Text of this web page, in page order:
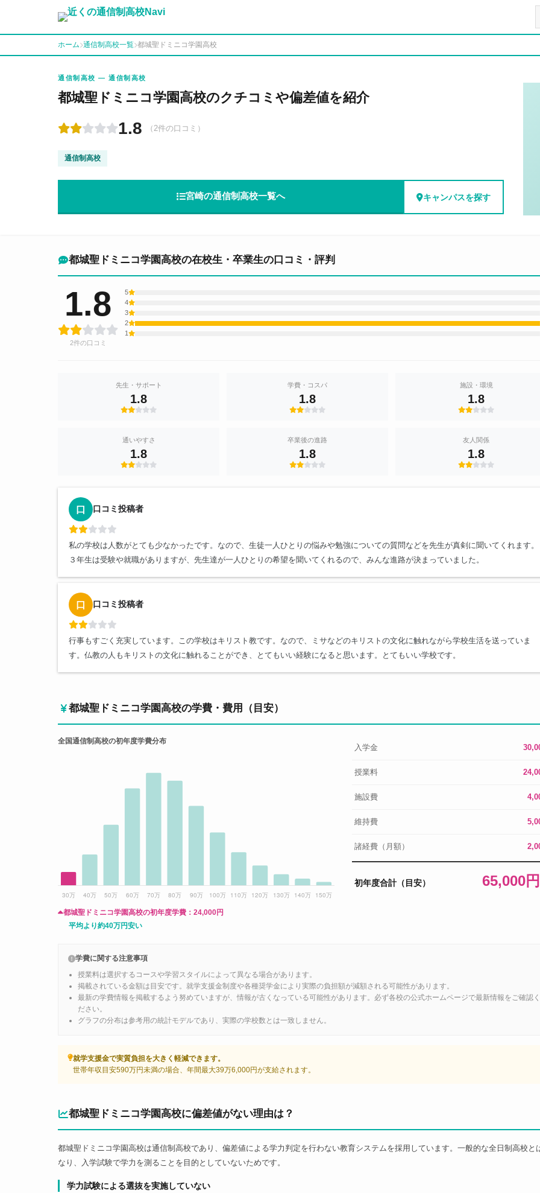
ホーム 通信制高校一覧 都城聖ドミニコ学園高校
通信制高校 — 通信制高校
都城聖ドミニコ学園高校のクチコミや偏差値を紹介
1.8 （2件の口コミ）
通信制高校
宮崎の通信制高校一覧へ キャンパスを探す
都城聖ドミニコ学園高校の在校生・卒業生の口コミ・評判
1.8
2件の口コミ
5
4
3
2
1
先生・サポート
1.8
学費・コスパ
1.8
施設・環境
1.8
通いやすさ
1.8
卒業後の進路
1.8
友人関係
1.8
口 口コミ投稿者
私の学校は人数がとても少なかったです。なので、生徒一人ひとりの悩みや勉強についての質問などを先生が真剣に聞いてくれます。
３年生は受験や就職がありますが、先生達が一人ひとりの希望を聞いてくれるので、みんな進路が決まっていました。
口 口コミ投稿者
行事もすごく充実しています。この学校はキリスト教です。なので、ミサなどのキリストの文化に触れながら学校生活を送っていま
す。仏教の人もキリストの文化に触れることができ、とてもいい経験になると思います。とてもいい学校です。
都城聖ドミニコ学園高校の学費・費用（目安）
全国通信制高校の初年度学費分布
都城聖ドミニコ学園高校の初年度学費： 24,000円
平均より約40万円安い
入学金
授業料
施設費
維持費
諸経費（月額）
初年度合計（目安） 65,000
学費に関する注意事項
授業料は選択するコースや学習スタイルによって異なる場合があります。
掲載されている金額は目安です。就学支援金制度や各種奨学金により実際の負担額が減額される可能性があります。
最新の学費情報を掲載するよう努めていますが、情報が古くなっている可能性があります。必ず各校の公式ホームページで最新情報をご確認く
ださい。
グラフの分布は参考用の統計モデルであり、実際の学校数とは一致しません。
就学支援金で実質負担を大きく軽減できます。
世帯年収目安590万円未満の場合、年間最大39万6,000円が支給されます。
都城聖ドミニコ学園高校に偏差値がない理由は？
都城聖ドミニコ学園高校は通信制高校であり、偏差値による学力判定を行わない教育システムを採用しています。一般的な全日制高校と
なり、入学試験で学力を測ることを目的としていないためです。
学力試験による選抜を実施していない